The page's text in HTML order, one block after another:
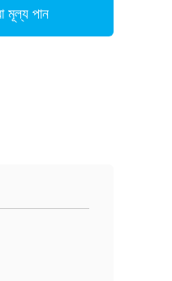
মূল্য পান